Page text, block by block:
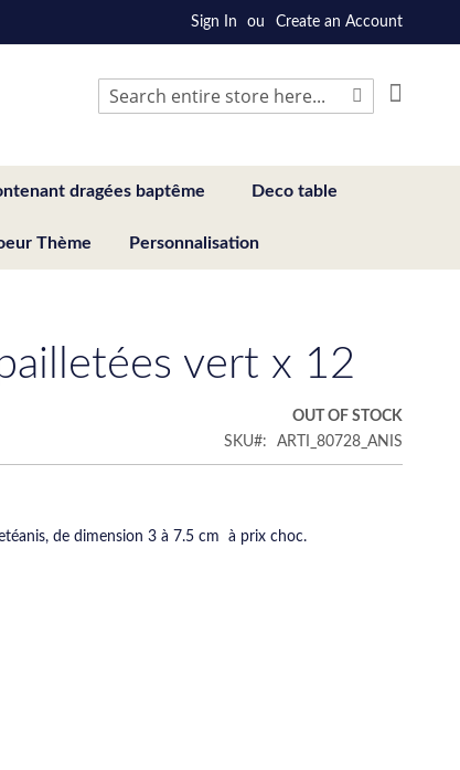
Sign In Create an Account
Search
dragées baptême Deco table
Thème Personnalisation
vert x 12
OUT OF STOCK
SKU
ARTI_80728_ANIS
de dimension 3 à 7.5 cm à prix choc.